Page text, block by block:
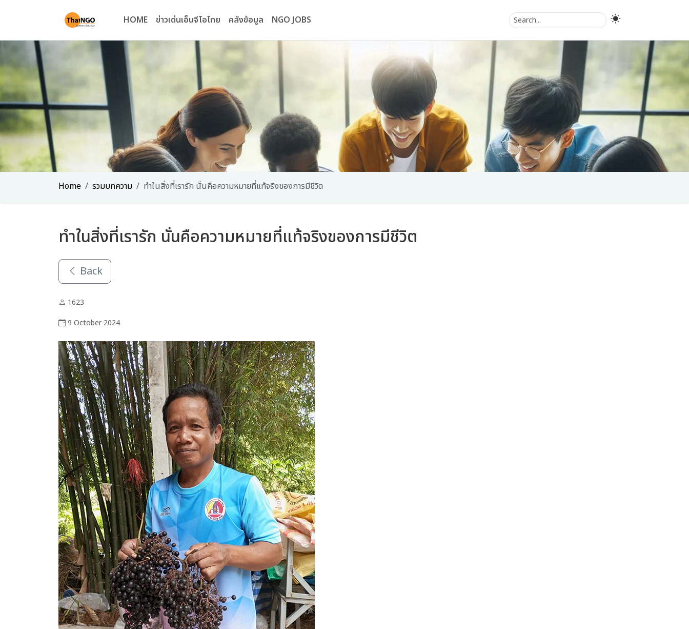
HOME ข่าวเด่นเอ็นจีโอไทย คลังข้อมูล NGO JOBS
Home รวมบทความ ทำในสิ่งที่เรารัก นั่นคือความหมายที่แท้จริงของการมีชีวิต
ทำในสิ่งที่เรารัก นั่นคือความหมายที่แท้จริงของการมีชีวิต
Back
1623
9 October 2024